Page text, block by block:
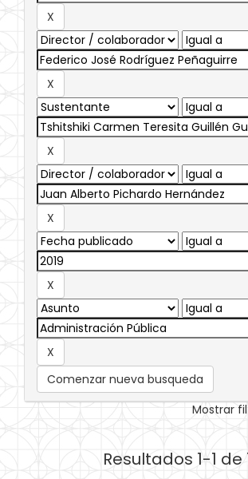
Comenzar nueva busqueda
Mostrar
Resultados 1-1 de